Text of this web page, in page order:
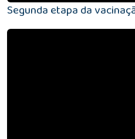
Segunda etapa da